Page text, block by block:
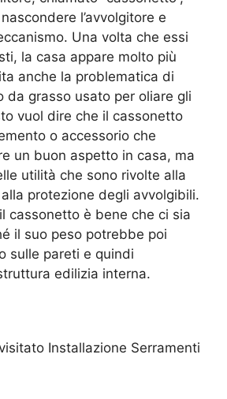
l’avvolgitore e
Una volta che essi
la casa appare molto più
anche la problematica di
da grasso usato per oliare gli
vuol dire che il cassonetto
o accessorio che
un buon aspetto in casa, ma
utilità che sono rivolte alla
protezione degli avvolgibili.
cassonetto è bene che ci sia
il suo peso potrebbe poi
sulle pareti e quindi
edilizia interna.
Installazione Serramenti